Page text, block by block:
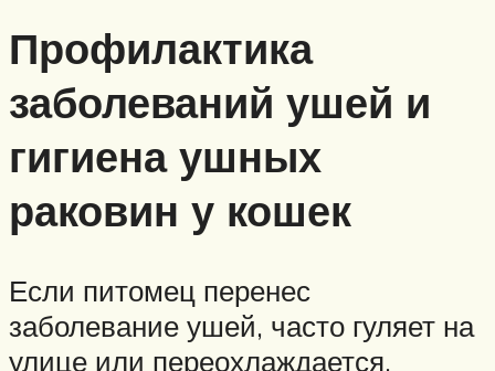
Профилактика
заболеваний ушей и
гигиена ушных
раковин у кошек
Если питомец перенес
заболевание ушей, часто гуляет на
улице или переохлаждается,